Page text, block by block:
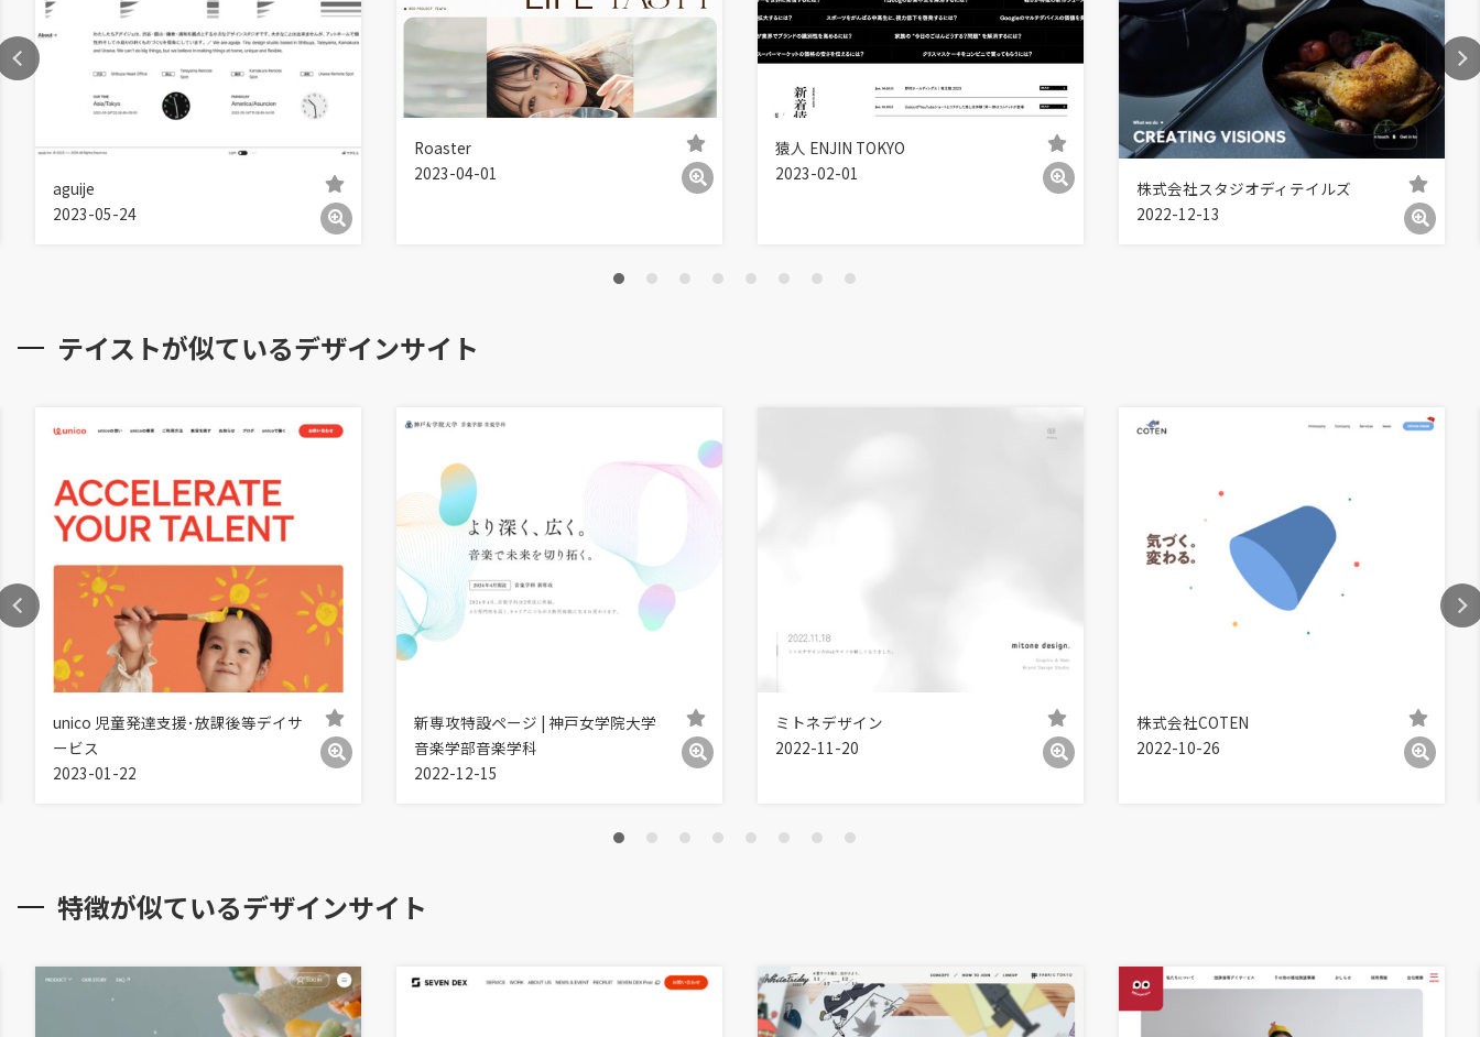
aguije
2023-05-24
Roaster
2023-04-01
猿人 ENJIN TOKYO
2023-02-01
株式会社スタジオディテイルズ
2022-12-13
テイストが似ているデザインサイト
unico 児童発達支援･放課後等デイサ
ービス
2023-01-22
新専攻特設ページ | 神戸女学院大学
音楽学部音楽学科
2022-12-15
ミトネデザイン
2022-11-20
株式会社COTEN
2022-10-26
特徴が似ているデザインサイト